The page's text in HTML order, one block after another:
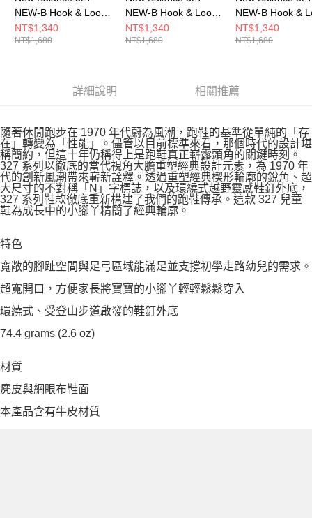
NEW-B Hook & Loop
嬰幼 休閒鞋 I3278XZ-
W
NT$1,340
NT$1,680
NEW-B Hook & Loop
嬰幼 休閒鞋 I3279BX-
W
NT$1,340
NT$1,680
NEW-B Hook &
嬰幼 休閒鞋
W
NT$1,340
NT$1,680
詳細說明 相關推薦
隨著休閒跑步在 1970 年代蔚為風潮，跑鞋的基準從單純的「存
在」轉變為「性能」。儘管以目前標準來看，那個時代的設計堪
稱簡約，但這十年仍稱得上是跑鞋真正嶄露頭角的關鍵時刻。
327 系列以徹底的當代視角大膽重塑經典設計元素，為 1970 年
代的創新風潮帶來嶄新詮釋。透過重塑經典楔形輪廓的銳角、超
大尺寸的不對稱「N」字標誌，以及環繞式越野靈感鞋釘外底，
327 系列鞋款徹底重新構建了我們的跑鞋傳承。這款 327 兒童
鞋為成長中的小腳丫精簡了經典輪廓。
特色
寬敞的腳趾空間與足弓區域能滿足並支撐初學走路幼兒的需求。
超寬開口，方便家長將寶寶的小腳丫輕輕鬆鬆穿入
環繞式、受登山步道啟發的鞋釘外底
74.4 grams (2.6 oz)
材質
麂皮與網眼布鞋面
本產品含有牛皮材質